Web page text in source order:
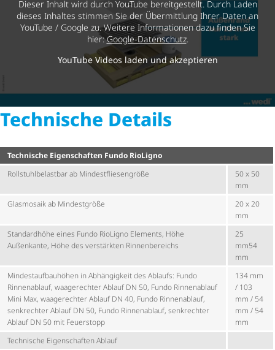
Dieser Inhalt wird durch YouTube bereitgestellt. Durch Laden
dieses Inhaltes stimmen Sie der Übermittlung Ihrer Daten an
YouTube / Google zu. Weitere Informationen dazu finden Sie
hier:Google-Datenschutz.
YouTube Videos laden und akzeptieren
Technische Details
Technische Eigenschaften Fundo RioLigno
Roll­stuhl­be­lastbar ab Mindest­flie­sen­größe
50 x 50
mm
Glasmosaik ab Mindestgröße
20 x 20
mm
Standardhöhe eines Fundo RioLigno Elements, Höhe
Außenkante, Höhe des verstärkten Rinnenbereichs
25
mm54
mm
Mindest­auf­bau­höhen in Abhängigkeit des Ablaufs: Fundo
Rinnenablauf, waagerechter Ablauf DN 50, Fundo Rinnenablauf
Mini Max, waagerechter Ablauf DN 40, Fundo Rinnenablauf,
senkrechter Ablauf DN 50, Fundo Rinnenablauf, senkrechter
Ablauf DN 50 mit Feuerstopp
134 mm
/ 103
mm / 54
mm / 54
mm
Technische Eigenschaften Ablauf